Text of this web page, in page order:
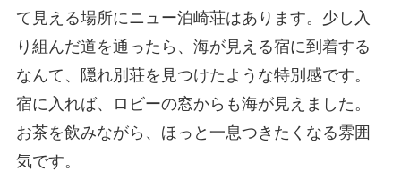
て見える場所にニュー泊崎荘はあります。少し入
り組んだ道を通ったら、海が見える宿に到着する
なんて、隠れ別荘を見つけたような特別感です。
宿に入れば、ロビーの窓からも海が見えました。
お茶を飲みながら、ほっと一息つきたくなる雰囲
気です。